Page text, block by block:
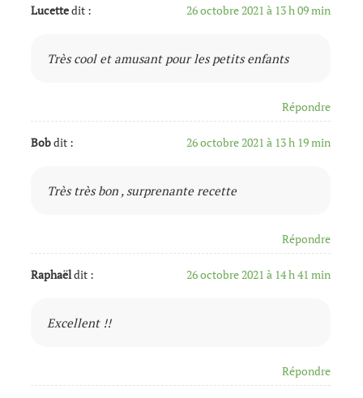
Lucettedit : 26 octobre 2021 à 13 h 09 min
Très cool et amusant pour les petits enfants
Répondre
Bobdit : 26 octobre 2021 à 13 h 19 min
Très très bon , surprenante recette
Répondre
Raphaëldit : 26 octobre 2021 à 14 h 41 min
Excellent !!
Répondre